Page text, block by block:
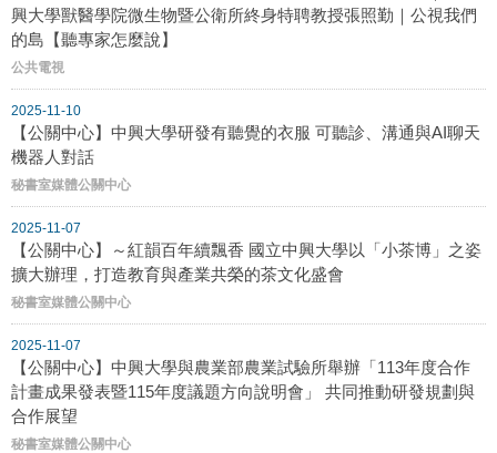
興大學獸醫學院微生物暨公衛所終身特聘教授張照勤｜公視我們
的島【聽專家怎麼說】
公共電視
2025-11-10
【公關中心】中興大學研發有聽覺的衣服 可聽診、溝通與AI聊天
機器人對話
秘書室媒體公關中心
2025-11-07
【公關中心】～紅韻百年續飄香 國立中興大學以「小茶博」之姿
擴大辦理，打造教育與產業共榮的茶文化盛會
秘書室媒體公關中心
2025-11-07
【公關中心】中興大學與農業部農業試驗所舉辦「113年度合作
計畫成果發表暨115年度議題方向說明會」 共同推動研發規劃與
合作展望
秘書室媒體公關中心